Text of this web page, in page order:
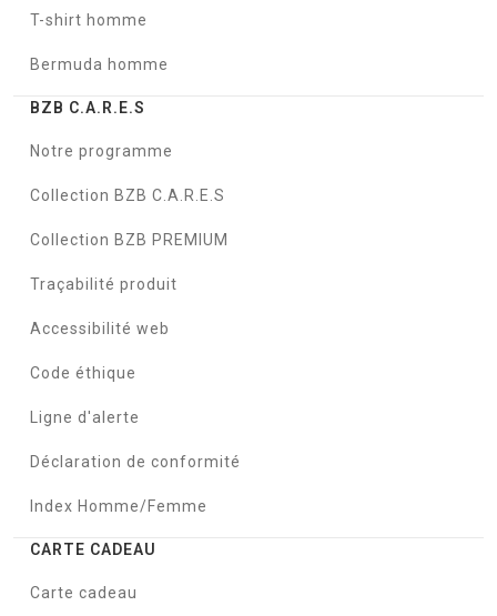
T-shirt homme
Bermuda homme
BZB C.A.R.E.S
Notre programme
Collection BZB C.A.R.E.S
Collection BZB PREMIUM
Traçabilité produit
Accessibilité web
Code éthique
Ligne d'alerte
Déclaration de conformité
Index Homme/Femme
CARTE CADEAU
Carte cadeau